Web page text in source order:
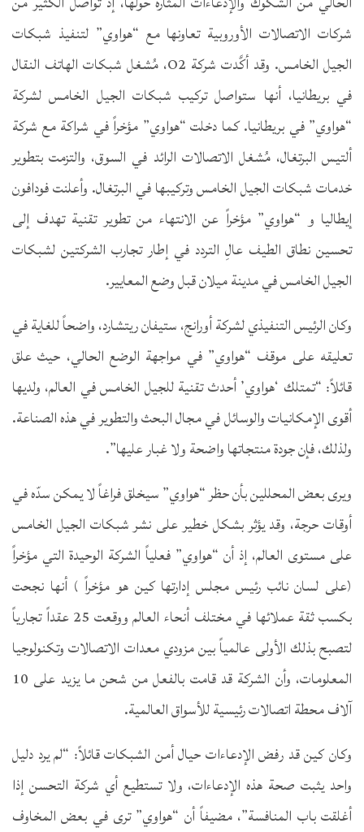
شركات الاتصالات الأوروبية تعاونها مع “هواوي” لتنفيذ شبكات
الجيل الخامس. وقد أكَّدت شركة O2، مُشغل شبكات الهاتف النقال
في بريطانيا، أنها ستواصل تركيب شبكات الجيل الخامس لشركة
“هواوي” في بريطانيا. كما دخلت “هواوي” مؤخراً في شراكة مع شركة
ألتيس البرتغال، مُشغل الاتصالات الرائد في السوق، والتزمت بتطوير
خدمات شبكات الجيل الخامس وتركيبها في البرتغال. وأعلنت فودافون
إيطاليا و “هواوي” مؤخراً عن الانتهاء من تطوير تقنية تهدف إلى
تحسين نطاق الطيف عالِ التردد في إطار تجارب الشركتين لشبكات
الجيل الخامس في مدينة ميلان قبل وضع المعايير.
وكان الرئيس التنفيذي لشركة أورانج، ستيفان ريتشارد، واضحاً للغاية في
تعليقه على موقف “هواوي” في مواجهة الوضع الحالي، حيث علق
قائلاً: “تمتلك ‘هواوي’ أحدث تقنية للجيل الخامس في العالم، ولديها
أقوى الإمكانيات والوسائل في مجال البحث والتطوير في هذه الصناعة.
ولذلك، فإن جودة منتجاتها واضحة ولا غبار عليها”.
ويرى بعض المحللين بأن حظر “هواوي” سيخلق فراغاً لا يمكن سدّه في
أوقات حرجة، وقد يؤثر بشكل خطير على نشر شبكات الجيل الخامس
على مستوى العالم، إذ أن “هواوي” فعلياً الشركة الوحيدة التي مؤخراً
(على لسان نائب رئيس مجلس إدارتها كين هو مؤخراً ) أنها نجحت
بكسب ثقة عملائها في مختلف أنحاء العالم ووقعت 25 عقداً تجارياً
لتصبح بذلك الأولى عالمياً بين مزودي معدات الاتصالات وتكنولوجيا
المعلومات، وأن الشركة قد قامت بالفعل من شحن ما يزيد على 10
آلاف محطة اتصالات رئيسية للأسواق العالمية.
وكان كين قد رفض الإدعاءات حيال أمن الشبكات قائلاً: “لم يرد دليل
واحد يثبت صحة هذه الإدعاءات، ولا تستطيع أي شركة التحسن إذا
أغلقت باب المنافسة”، مضيفاً أن “هواوي” ترى في بعض المخاوف